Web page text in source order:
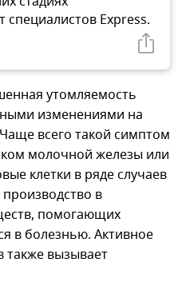
специалистов Express.
утомляемость
изменениями на
всего такой симптом
молочной железы или
клетки в ряде случаев
в
помогающих
в болезнью. Активное
также вызывает